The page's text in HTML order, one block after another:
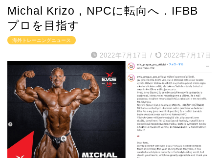
Michal Krizo，NPCに転向へ．IFBB
プロを目指す
海外トレーニングニュース
2022年7月17日 / 2022年7月17日